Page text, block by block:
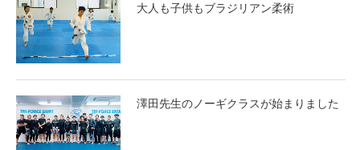
大人も子供もブラジリアン柔術
澤田先生のノーギクラスが始まりました